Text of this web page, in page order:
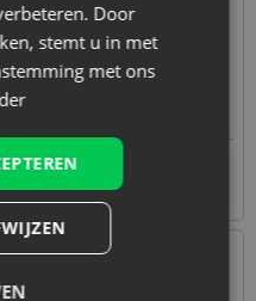
25 stuks Organza zakjes 7 x
9 cm - lichtpaars
2,59€
0,10 € / st. 1 verp. = 25 st.
Tijdelijk niet op voorraad
Maat: 7x9 cm
Door
stemt u in met
met ons